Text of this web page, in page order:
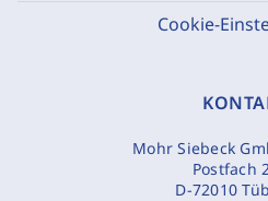
Cookie-
Mohr Siebeck
Postfach
D-72010